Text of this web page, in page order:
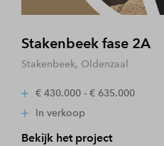
Stakenbeek fase 2A
Stakenbeek, Oldenzaal
€ 430.000 - € 635.000
In verkoop
Bekijk het project